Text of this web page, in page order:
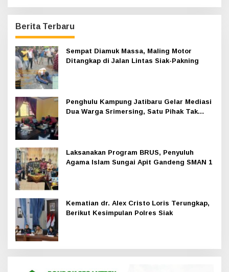
Berita Terbaru
Sempat Diamuk Massa, Maling Motor
Ditangkap di Jalan Lintas Siak-Pakning
Penghulu Kampung Jatibaru Gelar Mediasi
Dua Warga Srimersing, Satu Pihak Tak
Laksanakan Program BRUS, Penyuluh
Agama Islam Sungai Apit Gandeng SMAN 1
Kematian dr. Alex Cristo Loris Terungkap,
Berikut Kesimpulan Polres Siak